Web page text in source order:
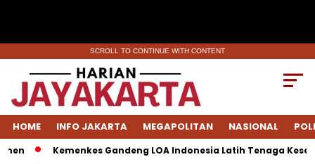
SCROLL TO CONTINUE WITH CONTENT
HOME INFO JAKARTA MEGAPOLITAN NASIONAL
Kemenkes Gandeng LOA Indonesia Latih Tenaga